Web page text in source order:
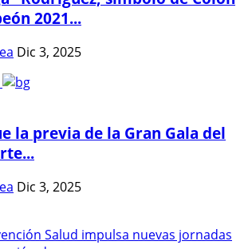
2021...
Dic 3, 2025
la previa de la Gran Gala del
Dic 3, 2025